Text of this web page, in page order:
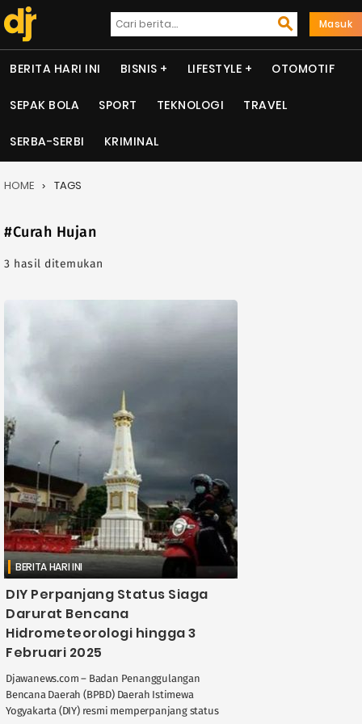
Masuk
BERITA HARI INI BISNIS LIFESTYLE OTOMOTIF
SEPAK BOLA SPORT TEKNOLOGI TRAVEL
SERBA-SERBI KRIMINAL
HOME TAGS
#Curah Hujan
3 hasil ditemukan
BERITA HARI INI
DIY Perpanjang Status Siaga
Darurat Bencana
Hidrometeorologi hingga 3
Februari 2025
Djawanews.com – Badan Penanggulangan
Bencana Daerah (BPBD) Daerah Istimewa
Yogyakarta (DIY) resmi memperpanjang status